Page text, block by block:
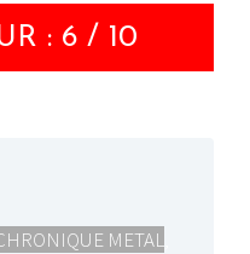
: 6 / 10
METAL